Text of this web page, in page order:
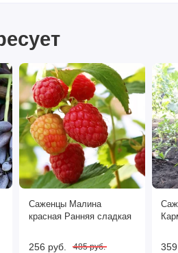
Саженцы Малина
красная Ранняя сладкая
256 руб. 485 руб.